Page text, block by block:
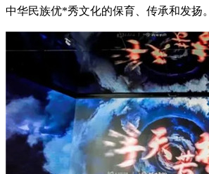
中华民族优*秀文化的保育、传承和发扬。